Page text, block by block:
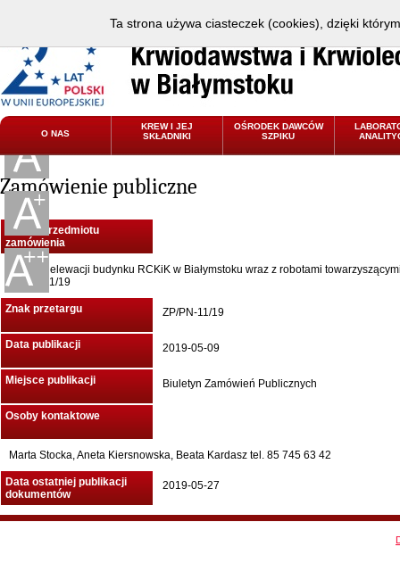
O NAS
KREW I JEJ
SKŁADNIKI
OŚRODEK DAWCÓW
SZPIKU
Zamówienie publiczne
Nazwa przedmiotu
zamówienia
Remont elewacji budynku RCKiK w Białymstoku wraz z robotami
ZP/PN-11/19
Znak przetargu ZP/PN-11/19
Data publikacji 2019-05-09
Miejsce publikacji Biuletyn Zamówień Publicznych
Osoby kontaktowe
Marta Stocka, Aneta Kiersnowska, Beata Kardasz tel. 85 745 63 42
Data ostatniej publikacji
dokumentów
2019-05-27
Ta strona używa ciasteczek (cookies), dzięki